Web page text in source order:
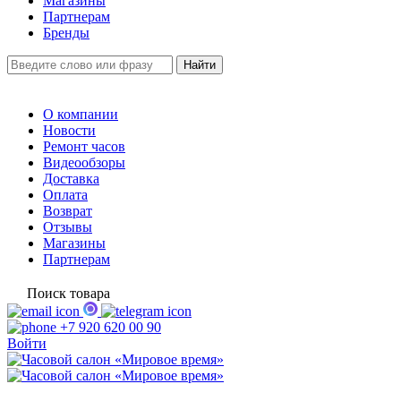
Партнерам
Бренды
О компании
Новости
Ремонт часов
Видеообзоры
Доставка
Оплата
Возврат
Отзывы
Магазины
Партнерам
Поиск товара
+7 920 620 00 90
Войти